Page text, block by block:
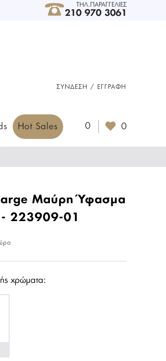
ΣΎΝΔΕΣΗ / ΕΓΓΡΑΦΉ
0 0
ΤΗΛ.ΠΑΡΑΓΓΕΛΙΕΣ
210 970 3061
Hot Sales
Μαύρη Ύφασμα
223909-01
χρώματα: